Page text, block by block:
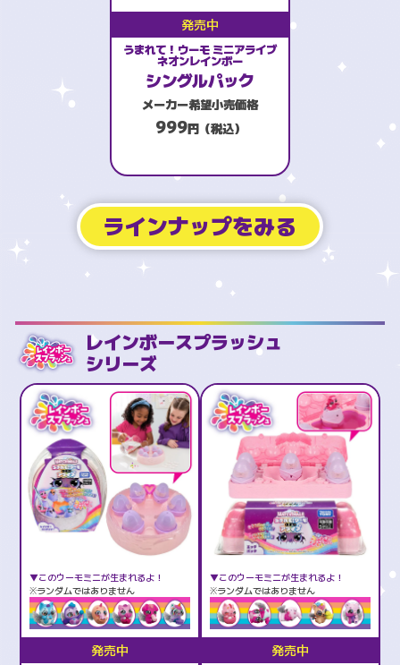
発売中
うまれて！ウーモ ミニアライブ
ネオンレインボー
シングルパック
メーカー希望小売価格
999円（税込）
ラインナップをみる
レインボースプラッシュ
シリーズ
▼このウーモミニが生まれるよ！
※ランダムではありません
発売中
▼このウーモミニが生まれるよ！
※ランダムではありません
発売中